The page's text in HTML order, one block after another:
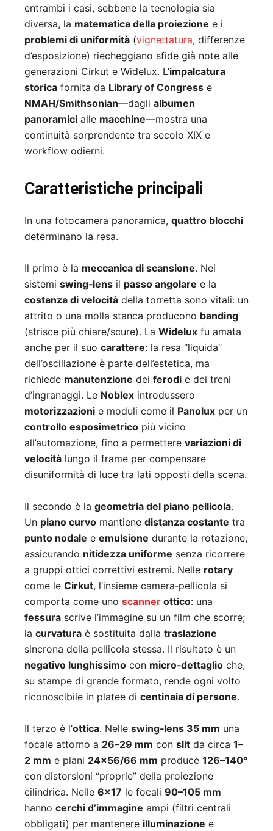
entrambi i casi, sebbene la tecnologia sia
diversa, la matematica della proiezione e i
problemi di uniformità (vignettatura, differenze
d’esposizione) riecheggiano sfide già note alle
generazioni Cirkut e Widelux. L’impalcatura
storica fornita da Library of Congress e
NMAH/Smithsonian—dagli albumen
panoramici alle macchine—mostra una
continuità sorprendente tra secolo XIX e
workflow odierni.
Caratteristiche principali
In una fotocamera panoramica, quattro blocchi
determinano la resa.
Il primo è la meccanica di scansione. Nei
sistemi swing‑lens il passo angolare e la
costanza di velocità della torretta sono vitali: un
attrito o una molla stanca producono banding
(strisce più chiare/scure). La Widelux fu amata
anche per il suo carattere: la resa “liquida”
dell’oscillazione è parte dell’estetica, ma
richiede manutenzione dei ferodi e dei treni
d’ingranaggi. Le Noblex introdussero
motorizzazioni e moduli come il Panolux per un
controllo esposimetrico più vicino
all’automazione, fino a permettere variazioni di
velocità lungo il frame per compensare
disuniformità di luce tra lati opposti della scena.
Il secondo è la geometria del piano pellicola.
Un piano curvo mantiene distanza costante tra
punto nodale e emulsione durante la rotazione,
assicurando nitidezza uniforme senza ricorrere
a gruppi ottici correttivi estremi. Nelle rotary
come le Cirkut, l’insieme camera‑pellicola si
comporta come uno scanner ottico: una
fessura scrive l’immagine su un film che scorre;
la curvatura è sostituita dalla traslazione
sincrona della pellicola stessa. Il risultato è un
negativo lunghissimo con micro‑dettaglio che,
su stampe di grande formato, rende ogni volto
riconoscibile in platee di centinaia di persone.
Il terzo è l’ottica. Nelle swing‑lens 35 mm una
focale attorno a 26–29 mm con slit da circa 1–
2 mm e piani 24×56/66 mm produce 126–140°
con distorsioni “proprie” della proiezione
cilindrica. Nelle 6×17 le focali 90–105 mm
hanno cerchi d’immagine ampi (filtri centrali
obbligati) per mantenere illuminazione e